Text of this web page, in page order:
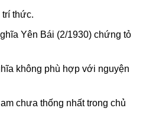
trí thức.
Yên Bái (2/1930) chứng tỏ
không phù hợp với nguyện
chưa thống nhất trong chủ